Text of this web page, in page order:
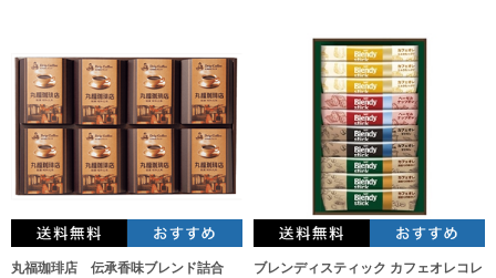
丸福珈琲店 伝承香味ブレンド詰合
ブレンディスティック カフェオレコレ